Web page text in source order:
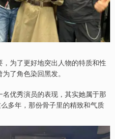
为了更好地突出人物的特质和性
了角色染回黑发。
优秀演员的表现，其实她属于那
多年，那份骨子里的精致和气质